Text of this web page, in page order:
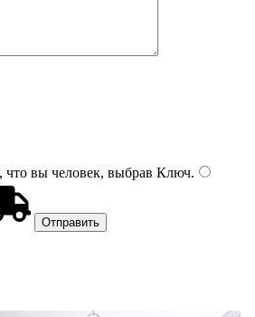
вы человек, выбрав Ключ.